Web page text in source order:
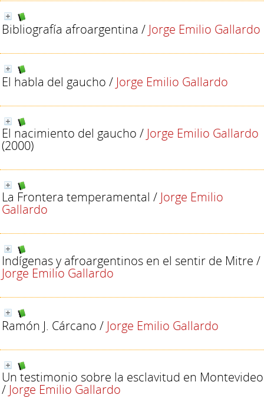
Bibliografía afroargentina / Jorge Emilio Gallardo
El habla del gaucho / Jorge Emilio Gallardo
El nacimiento del gaucho / Jorge Emilio Gallardo
(2000)
La Frontera temperamental / Jorge Emilio
Gallardo
Indígenas y afroargentinos en el sentir de Mitre /
Jorge Emilio Gallardo
Ramón J. Cárcano / Jorge Emilio Gallardo
Un testimonio sobre la esclavitud en Montevideo
/ Jorge Emilio Gallardo